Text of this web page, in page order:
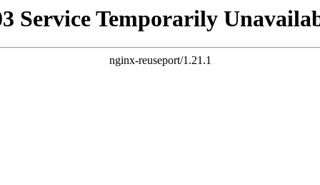
Service Temporarily
nginx-reuseport/1.21.1